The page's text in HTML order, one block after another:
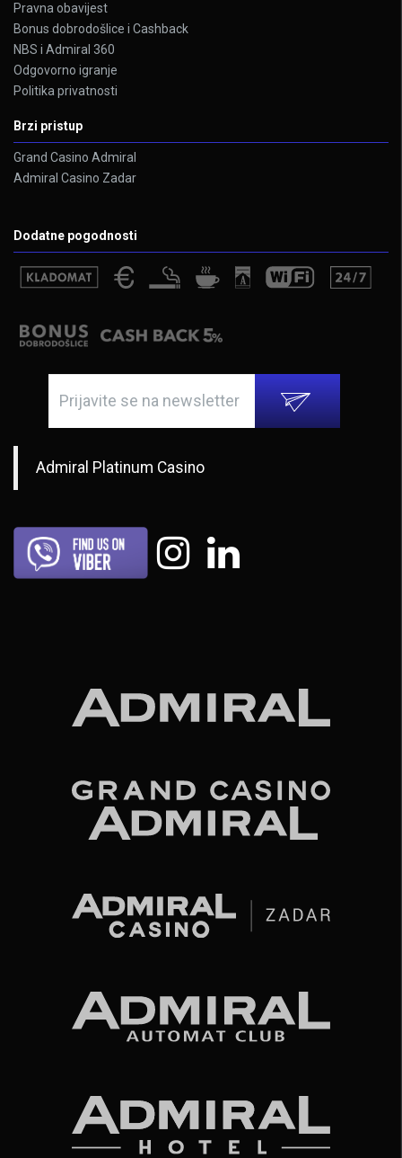
Pravna obavijest
Bonus dobrodošlice i Cashback
NBS i Admiral 360
Odgovorno igranje
Politika privatnosti
Brzi pristup
Grand Casino Admiral
Admiral Casino Zadar
Dodatne pogodnosti
Admiral Platinum Casino